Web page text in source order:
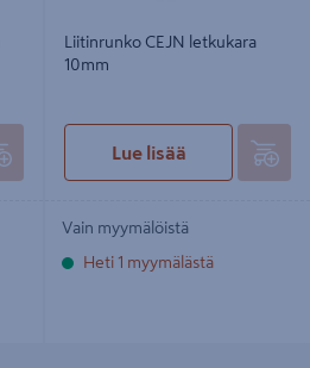
Liitinrunko CEJN letkukara
10mm
Lue lisää
Vain myymälöistä
Heti 1 myymälästä